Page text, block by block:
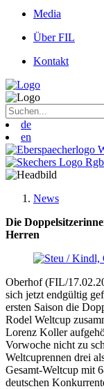
Media
Über FIL
Kontakt
de
en
News
Die
Herren
Oberhof (FIL/
sich jetzt endgültig
ersten Saison die
Rodel Weltcup
Lorenz Koller
Vorwoche nicht zu
Weltcuprennen drei
Gesamt-Weltcup mit
deutschen